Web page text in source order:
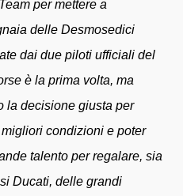
per mettere a
delle Desmosedici
dai due piloti ufficiali del
è la prima volta, ma
la decisione giusta per
condizioni e poter
talento per regalare, sia
Ducati, delle grandi